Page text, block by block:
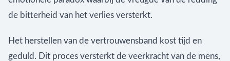
de bitterheid van het verlies versterkt.
Het herstellen van de vertrouwensband kost tijd en
geduld. Dit proces versterkt de veerkracht van de mens,